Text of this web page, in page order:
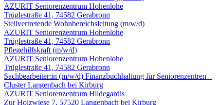
AZURIT Seniorenzentrum Hohenlohe
Trüglestraße 41, 74582 Gerabronn
Stellvertretende Wohnbereichsleitung (m/w/d)
AZURIT Seniorenzentrum Hohenlohe
Trüglestraße 41, 74582 Gerabronn
Pflegehilfskraft (m/w/d)
AZURIT Seniorenzentrum Hohenlohe
Trüglestraße 41, 74582 Gerabronn
Sachbearbeiter:in (m/w/d) Finanzbuchhaltung für Seniorenzentren –
Cluster Langenbach bei Kirburg
AZURIT Seniorenzentrum Hildegardis
Zur Holzwiese 7, 57520 Langenbach bei Kirburg